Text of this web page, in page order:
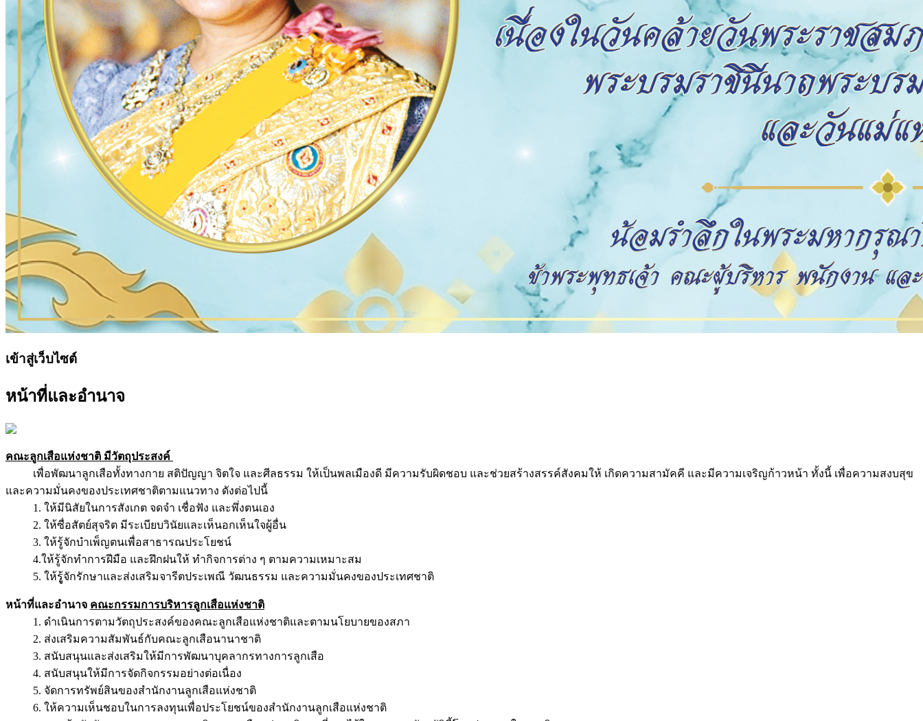
เข้าสู่เว็บไซต์
หน้าที่และอำนาจ
คณะลูกเสือแห่งชาติ มีวัตถุประสงค์
เพื่อพัฒนาลูกเสือทั้งทางกาย สติปัญญา จิตใจ และศีลธรรม ให้เป็นพลเมืองดี มีความรับผิดชอบ และช่วยสร้างสรรค์สังคมให้ เกิดความสามัคคี และมีความเจริญก้าวหน้า ทั้งนี้ เพื่อความสงบสุข
และความมั่นคงของประเทศชาติตามแนวทาง ดังต่อไปนี้
1. ให้มีนิสัยในการสังเกต จดจํา เชื่อฟัง และพึ่งตนเอง
2. ให้ซื่อสัตย์สุจริต มีระเบียบวินัยและเห็นอกเห็นใจผู้อื่น
3. ให้รู้จักบําเพ็ญตนเพื่อสาธารณประโยชน์
4.ให้รู้จักทําการฝีมือ และฝึกฝนให้ ทํากิจการต่าง ๆ ตามความเหมาะสม
5. ให้รูู้จักรักษาและส่งเสริมจารีตประเพณี วัฒนธรรม และความมั่นคงของประเทศชาติ
หน้าที่และอำนาจ คณะกรรมการบริหารลูกเสือแห่งชาติ
1. ดำเนินการตามวัตถุประสงค์ของคณะลูกเสือแห่งชาติและตามนโยบายของสภา
2. ส่งเสริมความสัมพันธ์กับคณะลูกเสือนานาชาติ
3. สนับสนุนและส่งเสริมให้มีการพัฒนาบุคลากรทางการลูกเสือ
4. สนับสนุนให้มีการจัดกิจกรรมอย่างต่อเนื่อง
5. จัดการทรัพย์สินของสำนักงานลูกเสือแห่งชาติ
6. ให้ความเห็นชอบในการลงทุนเพื่อประโยชน์ของสำนักงานลูกเสือแห่งชาติ